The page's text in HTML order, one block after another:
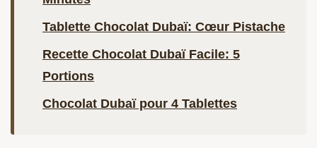
Tablette Chocolat Dubaï: Cœur Pistache
Recette Chocolat Dubaï Facile: 5
Portions
Chocolat Dubaï pour 4 Tablettes